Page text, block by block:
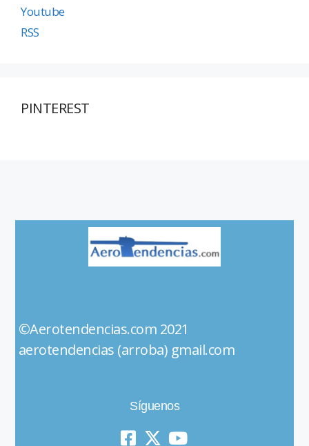
Youtube
RSS
PINTEREST
©Aerotendencias.com 2021
aerotendencias (arroba) gmail.com
Síguenos